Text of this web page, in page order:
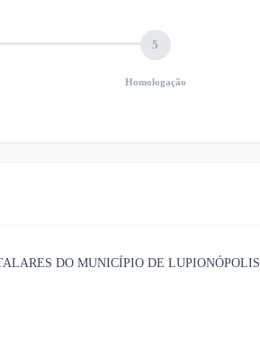
5
Homologação
DO MUNICÍPIO DE LUPIONÓPOLIS